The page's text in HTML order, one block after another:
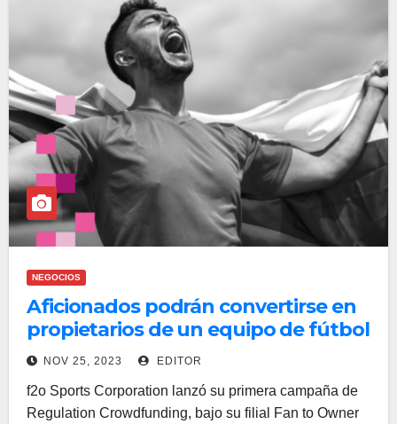
NEGOCIOS
Aficionados podrán convertirse en
propietarios de un equipo de fútbol
en España
NOV 25, 2023 EDITOR
f2o Sports Corporation lanzó su primera campaña de
Regulation Crowdfunding, bajo su filial Fan to Owner